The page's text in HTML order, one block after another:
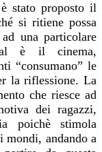
stato proposto il
si ritiene possa
una particolare
è il cinema,
“consumano” le
la riflessione. La
che riesce ad
dei ragazzi,
poichè stimola
mondi, andando a